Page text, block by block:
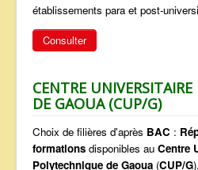
établissements para et post-
Consulter
CENTRE
DE GAOUA (CUP/G)
Choix de filières d'après BAC :
formations disponibles au Centre
Polytechnique de Gaoua (CUP/G